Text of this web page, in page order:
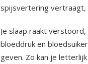
spijsvertering vertraagt,
Je slaap raakt
bloeddruk en
geven. Zo kan je